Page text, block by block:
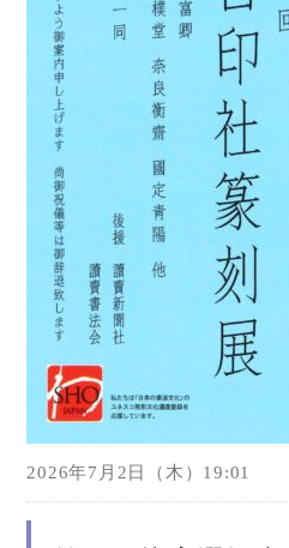
2026年7月2日（木）19:01